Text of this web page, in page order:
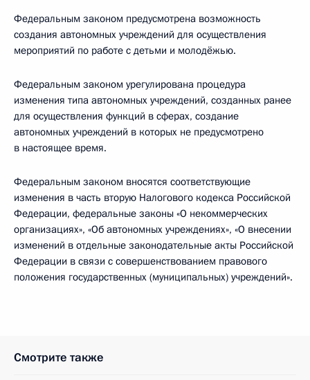
Федеральным законом предусмотрена возможность
создания автономных учреждений для осуществления
мероприятий по работе с детьми и молодёжью.
Федеральным законом урегулирована процедура
изменения типа автономных учреждений, созданных ранее
для осуществления функций в сферах, создание
автономных учреждений в которых не предусмотрено
в настоящее время.
Федеральным законом вносятся соответствующие
изменения в часть вторую Налогового кодекса Российской
Федерации, федеральные законы «О некоммерческих
организациях», «Об автономных учреждениях», «О внесении
изменений в отдельные законодательные акты Российской
Федерации в связи с совершенствованием правового
положения государственных (муниципальных) учреждений».
Смотрите также